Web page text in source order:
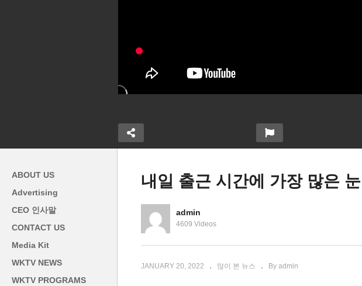
28만 6천
한인 헤롤드 변, VA 주정부 부
장관급에 기용
ABOUT US
Advertising
CEO 인사말
CONTACT US
Media Kit
WKTV NEWS
WKTV PROGRAMS
내일 출근 시간에 가장 많은
admin
4609 Videos
JANUARY 20, 2022 많이 본 뉴스 By admin